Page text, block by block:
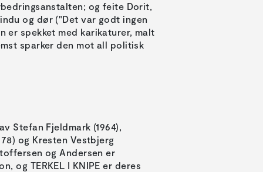
og feite Dorit,
og dør ("Det var godt ingen
er spekket med karikaturer, malt
sparker den mot all politisk
Stefan Fjeldmark (1964),
og Kresten Vestbjerg
og Andersen er
og TERKEL I KNIPE er deres